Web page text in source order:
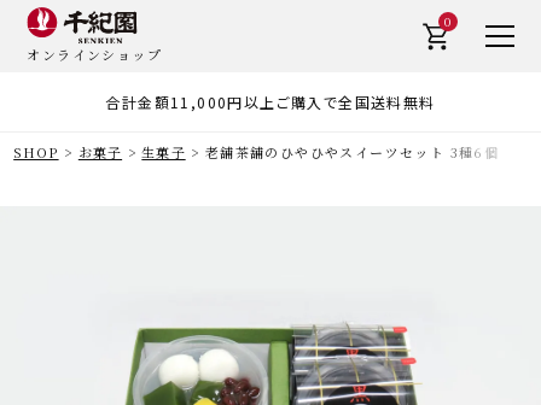
合計金額11,000円以上ご購入で全国送料無料
オンラインショップ
0
SHOP お菓子 生菓子 老舗茶舗のひやひやスイーツセット 3種6個